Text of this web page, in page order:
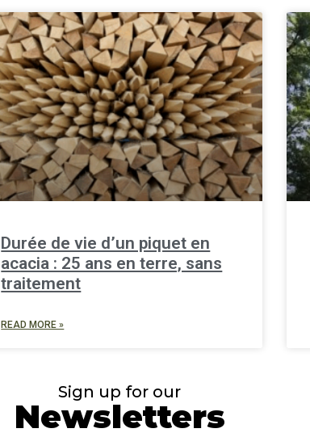
Durée de vie d’un piquet en
acacia : 25 ans en terre, sans
traitement
READ MORE »
Sign up for our
Newsletters